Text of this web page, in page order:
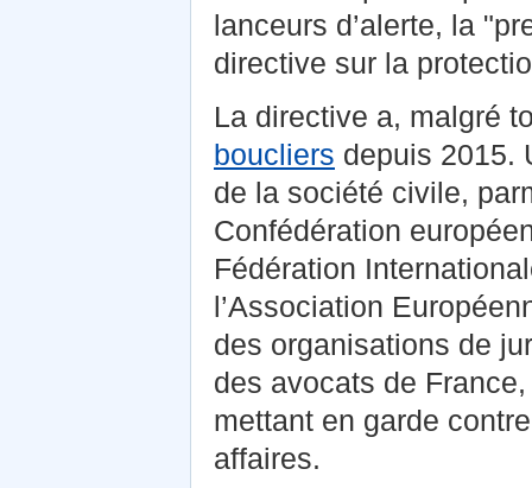
lanceurs d’alerte, la
directive sur la
La directive a, malgré
boucliers depuis 2015.
de la société civile,
Confédération
Fédération
l’Association
des organisations de
des avocats de
mettant en garde
affaires.